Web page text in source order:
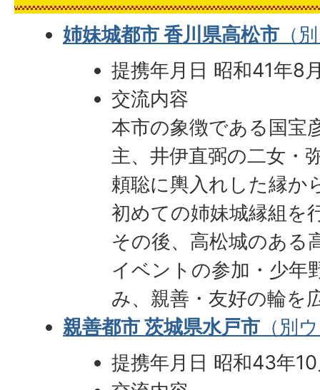
姉妹城都市 香川県高松市 （
提携年月日 昭和41年8
交流内容
本市の象徴である国宝
主、井伊直弼の二女・
頼聡に輿入れした縁か
初めての姉妹城縁組を
その後、高松城のある
イベントの参加・少年
み、親善・友好の輪を
親善都市 茨城県水戸市 （別
提携年月日 昭和43年